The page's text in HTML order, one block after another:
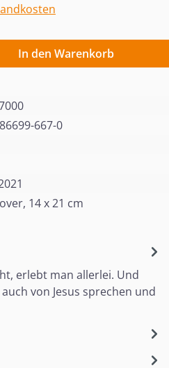
gewünschten
In den Warenkorb
667-0
14 x 21 cm
erlebt man allerlei. Und
von Jesus sprechen und